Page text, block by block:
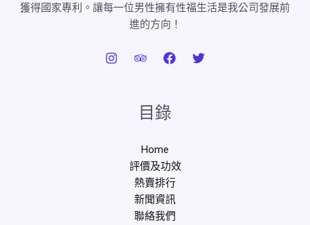
獲得國家專利。讓每一位男性擁有性福生活是我公司發展前
進的方向！
目錄
Home
評價及功效
熱賣排行
新聞資訊
聯絡我們